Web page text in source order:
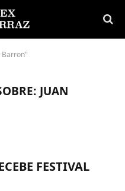
Barron"
JUAN
FESTIVAL